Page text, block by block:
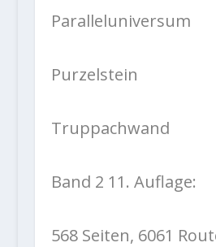
Paralleluniversum
Purzelstein
Truppachwand
Band 2 11. Auflage:
568 Seiten, 6061